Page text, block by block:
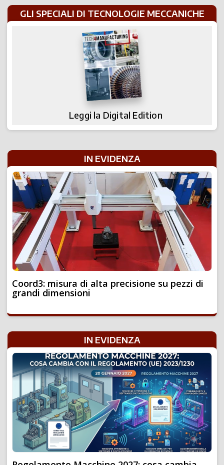
GLI SPECIALI DI TECNOLOGIE MECCANICHE
Leggi la Digital Edition
IN EVIDENZA
Coord3: misura di alta precisione su pezzi di
grandi dimensioni
IN EVIDENZA